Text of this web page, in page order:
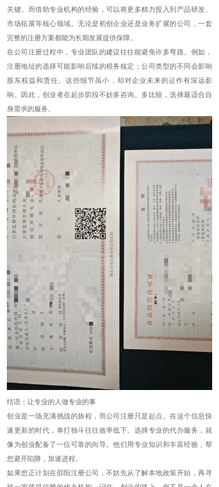
关键。而借助专业机构的经验，可以将更多精力投入到产品研发、
市场拓展等核心领域。无论是初创企业还是业务扩展的公司，一套
完整的注册方案都能为长期发展提供保障。
在公司注册过程中，专业团队的建议往往能避免许多弯路。例如，
注册地址的选择可能影响后续的税务核定；公司类型的不同会影响
股东权益和责任。这些细节虽小，却对企业未来的运作有深远影
响。因此，创业者在起步阶段不妨多咨询、多比较，选择最适合自
身需求的服务。
结语：让专业的人做专业的事
创业是一场充满挑战的旅程，而公司注册只是起点。在这个信息快
速更新的时代，单打独斗往往效率低下。选择专业的代办服务，就
像为创业配备了一位可靠的向导。他们用专业知识和丰富经验，帮
您避开陷阱，加速进程。
如果您正计划在邵阳注册公司，不妨先从了解本地政策开始，再寻